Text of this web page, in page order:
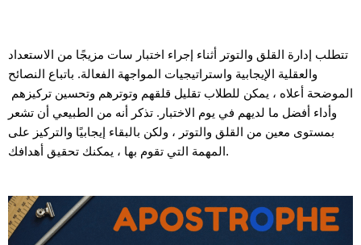
تتطلب إدارة القلق والتوتر أثناء إجراء اختبار سات مزيجًا من الاستعداد
والعقلية الإيجابية واستراتيجيات المواجهة الفعالة. باتباع النصائح
الموضحة أعلاه ، يمكن للطلاب تقليل قلقهم وتوترهم وتحسين تركيزهم
وأداء أفضل ما لديهم في يوم الاختبار. تذكر أنه من الطبيعي أن تشعر
بمستوى معين من القلق والتوتر ، ولكن بالبقاء إيجابيًا والتركيز على
المهمة التي تقوم بها ، يمكنك تحقيق أهدافك.